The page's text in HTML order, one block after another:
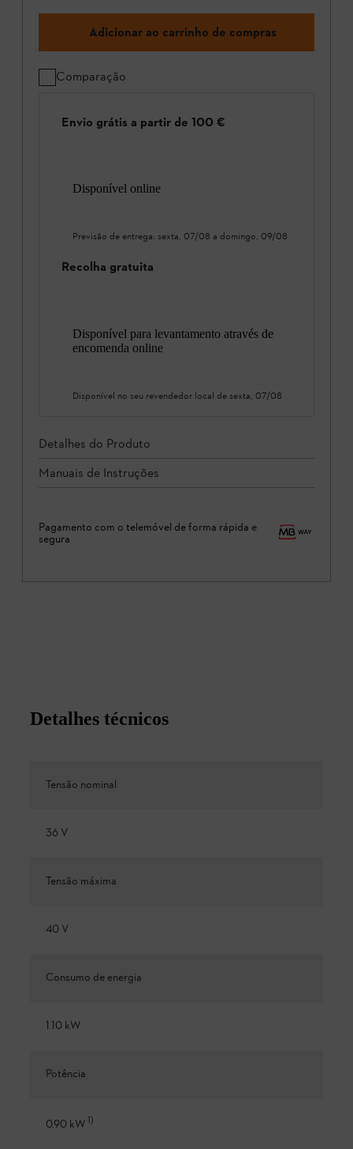
Adicionar ao carrinho de compras
Comparação
Envio grátis a partir de 100 €
Disponível online
Previsão de entrega: sexta, 07/08 a domingo, 09/08
Recolha gratuita
Disponível para levantamento através de
encomenda online
Disponível no seu revendedor local de sexta, 07/08
Detalhes do Produto
Manuais de Instruções
Pagamento com o telemóvel de forma rápida e
segura
Detalhes técnicos
Tensão nominal
36 V
Tensão máxima
40 V
Consumo de energia
1.10 kW
Potência
0.90 kW1)